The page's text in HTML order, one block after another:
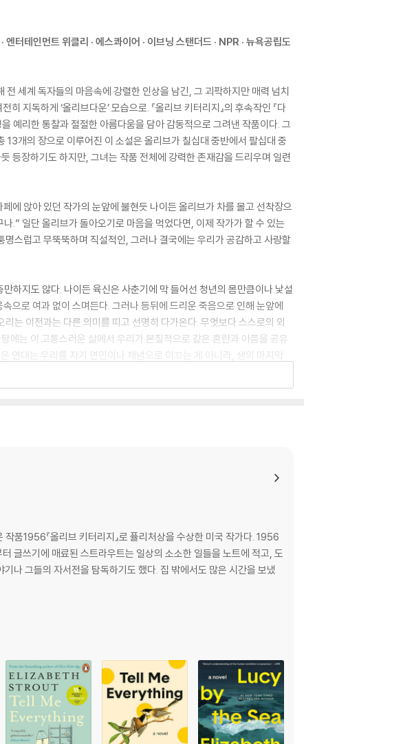
엔터테인먼트 위클리 · 에스콰이어 · 이브닝 스탠더드 · NPR · 뉴욕공립도
세계 독자들의 마음속에 강렬한 인상을 남긴, 그 괴팍하지만 매력 넘치
지독하게 ‘올리브다운’ 모습으로. 『올리브 키터리지』의 후속작인 『다
예리한 통찰과 절절한 아름다움을 담아 감동적으로 그려낸 작품이다. 그
개의 장으로 이루어진 이 소설은 올리브가 칠십대 중반에서 팔십대 중
등장하기도 하지만, 그녀는 작품 전체에 강력한 존재감을 드리우며 일련
에 앉아 있던 작가의 눈앞에 불현듯 나이든 올리브가 차를 몰고 선착장으
.” 일단 올리브가 돌아오기로 마음을 먹었다면, 이제 작가가 할 수 있는
스럽고 무뚝뚝하며 직설적인, 그러나 결국에는 우리가 공감하고 사랑할
하지도 않다. 나이든 육신은 사춘기에 막 들어선 청년의 몸만큼이나 낯설
으로 여과 없이 스며든다. 그러나 등뒤에 드리운 죽음으로 인해 눈앞에
는 이전과는 다른 의미를 띠고 선명히 다가온다. 무엇보다 스스로의 외
에는 이 고통스러운 삶에서 우리가 본질적으로 같은 혼란과 아픔을 공유
연대는 우리를 자기 연민이나 체념으로 이끄는 게 아니라, 생의 마지막
and in those around her.
his family to accept him, experiences loss and loneliness,
품1956『올리브 키터리지』로 퓰리처상을 수상한 미국 작가다. 1956
글쓰기에 매료된 스트라우트는 일상의 소소한 일들을 노트에 적고, 도
나 그들의 자서전을 탐독하기도 했다. 집 밖에서도 많은 시간을 보냈